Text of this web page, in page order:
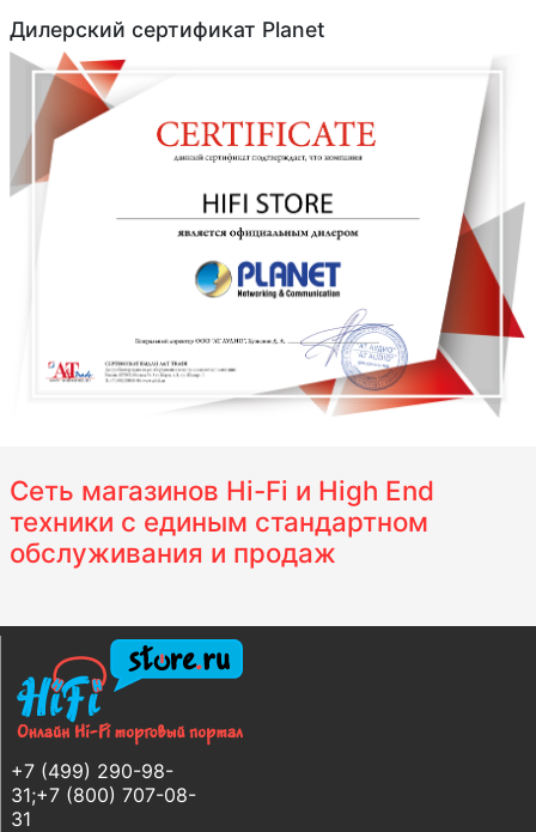
Дилерский сертификат Planet
Сеть магазинов Hi-Fi и High End
техники с единым стандартном
обслуживания и продаж
+7 (499) 290-98-
31;+7 (800) 707-08-
31